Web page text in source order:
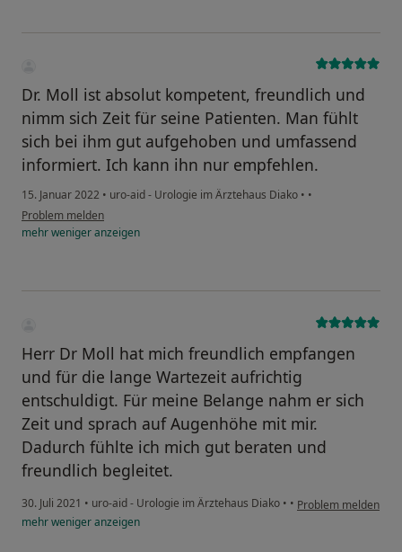
Dr. Moll ist absolut kompetent, freundlich und
nimm sich Zeit für seine Patienten. Man fühlt
sich bei ihm gut aufgehoben und umfassend
informiert. Ich kann ihn nur empfehlen.
15. Januar 2022 • uro-aid - Urologie im Ärztehaus Diako • •
Problem melden
mehrwenigeranzeigen
Herr Dr Moll hat mich freundlich empfangen
und für die lange Wartezeit aufrichtig
entschuldigt. Für meine Belange nahm er sich
Zeit und sprach auf Augenhöhe mit mir.
Dadurch fühlte ich mich gut beraten und
freundlich begleitet.
30. Juli 2021 • uro-aid - Urologie im Ärztehaus Diako • • Problem melden
mehrwenigeranzeigen